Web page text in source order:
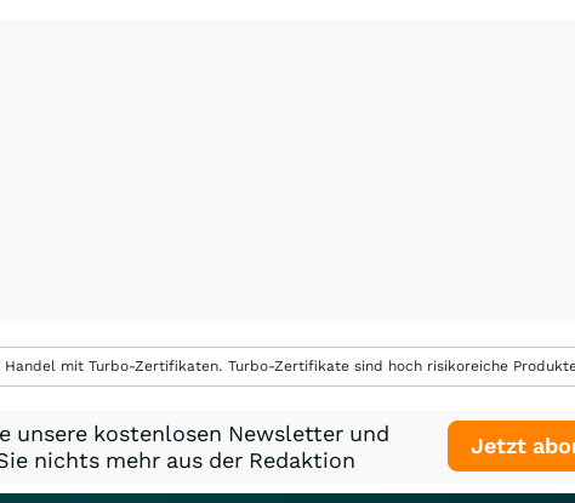
mit Turbo-Zertifikaten. Turbo-Zertifikate sind hoch risikoreiche
unsere kostenlosen Newsletter und
nichts mehr aus der Redaktion
Jetzt